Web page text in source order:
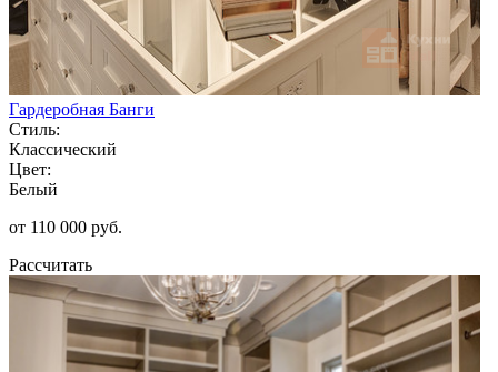
Гардеробная Банги
Стиль:
Классический
Цвет:
Белый
от 110 000 руб.
Рассчитать